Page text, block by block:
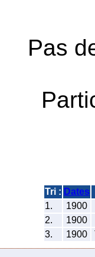
Pas
Tri : Dates
1.
1900
2.
1900
3.
1900